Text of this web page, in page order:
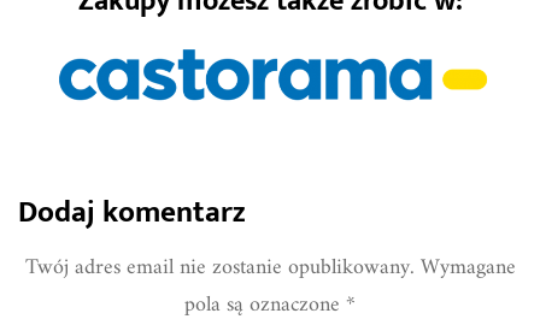
Dodaj komentarz
Twój adres email nie zostanie opublikowany.Wymagane
pola są oznaczone*